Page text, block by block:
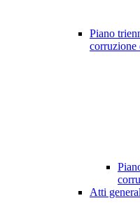
Piano
corruzione
Atti